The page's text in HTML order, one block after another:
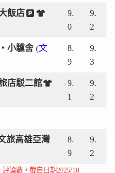
飯店
9.
0
9.
2
小驢舍 (文
8.
9
9.
3
店駁二館
9.
1
9.
2
旅高雄亞灣
8.
9
9.
2
評論數，截自日期2025/10